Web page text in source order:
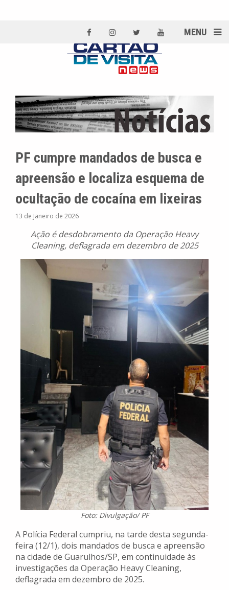
MENU
PF cumpre mandados de busca e
apreensão e localiza esquema de
ocultação de cocaína em lixeiras
13 de Janeiro de 2026
Ação é desdobramento da Operação Heavy
Cleaning, deflagrada em dezembro de 2025
Foto: Divulgação/ PF
A Polícia Federal cumpriu, na tarde desta segunda-
feira (12/1), dois mandados de busca e apreensão
na cidade de Guarulhos/SP, em continuidade às
investigações da Operação Heavy Cleaning,
deflagrada em dezembro de 2025.